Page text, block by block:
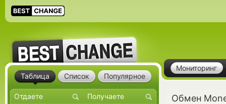
Мониторинг
Обмен
Таблица Список Популярное